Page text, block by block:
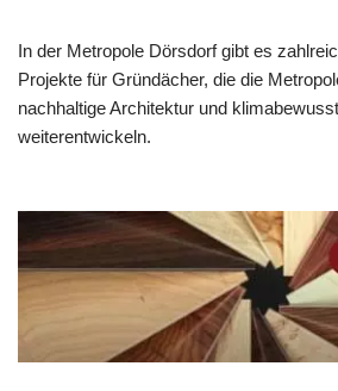
In der Metropole Dörsdorf gibt es
Projekte für Gründächer, die die
nachhaltige Architektur und
weiterentwickeln.